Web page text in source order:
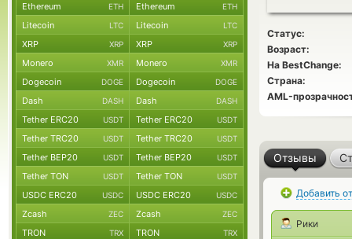
Статус:
Возраст:
На BestChange:
Страна:
AML-
Отзывы
Добавить
Рики
Ethereum ETH Ethereum ETH
Litecoin LTC Litecoin LTC
XRP XRP XRP XRP
Monero XMR Monero XMR
Dogecoin DOGE Dogecoin DOGE
Dash DASH Dash DASH
Tether ERC20 USDT Tether ERC20 USDT
Tether TRC20 USDT Tether TRC20 USDT
Tether BEP20 USDT Tether BEP20 USDT
Tether TON USDT Tether TON USDT
USDC ERC20 USDC USDC ERC20 USDC
Zcash ZEC Zcash ZEC
TRON TRX TRON TRX